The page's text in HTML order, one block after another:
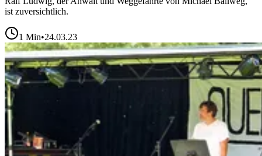
ist zuversichtlich.
1 Min•24.03.23